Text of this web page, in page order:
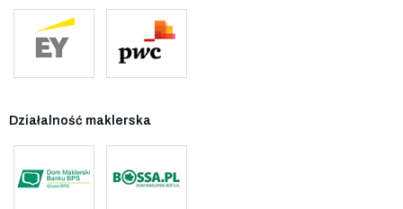
Działalność maklerska